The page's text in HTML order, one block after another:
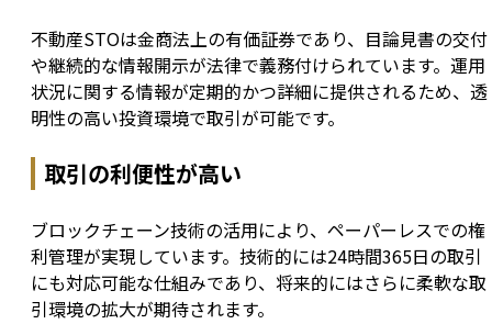
不動産STOは金商法上の有価証券であり、目論見書の交付
や継続的な情報開示が法律で義務付けられています。運用
状況に関する情報が定期的かつ詳細に提供されるため、透
明性の高い投資環境で取引が可能です。
取引の利便性が高い
ブロックチェーン技術の活用により、ペーパーレスでの権
利管理が実現しています。技術的には24時間365日の取引
にも対応可能な仕組みであり、将来的にはさらに柔軟な取
引環境の拡大が期待されます。